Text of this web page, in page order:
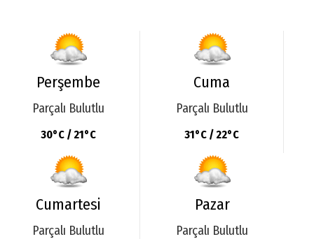
Arşivi
Günün
Haberleri
Galeri
Etkinlikler
Perşembe
Parçalı Bulutlu
30°C / 21°C
Cuma
Parçalı Bulutlu
31°C / 22°C
Cumartesi
Parçalı Bulutlu
Pazar
Parçalı Bulutlu